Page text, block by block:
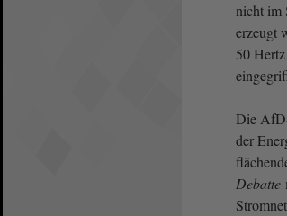
nicht im
erzeugt
50
Die
der
Debatte